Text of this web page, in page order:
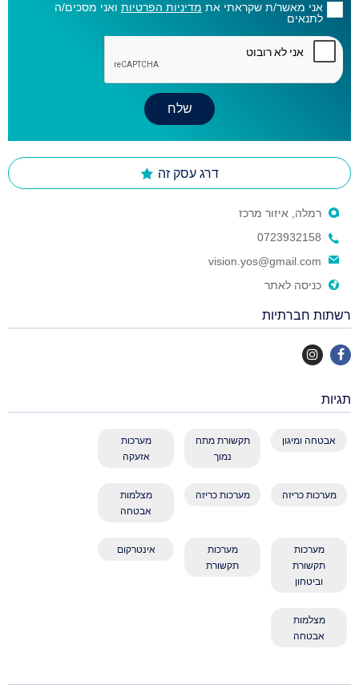
אני מאשר/ת שקראתי את מדיניות הפרטיות ואני מסכים/ה
לתנאים
דרג עסק זה
רמלה, איזור מרכז
0723932158
vision.yos@gmail.com
כניסה לאתר
רשתות חברתיות
תגיות
אבטחה ומיגון
תקשורת מתח
נמוך
מערכות
אזעקה
מערכות כריזה מערכות כריזה
מצלמות
אבטחה
מערכות
תקשורת
וביטחון
מערכות
תקשורת
אינטרקום
מצלמות
אבטחה